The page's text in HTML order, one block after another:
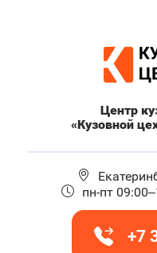
Центр
«Кузовной
пн-пт
+7